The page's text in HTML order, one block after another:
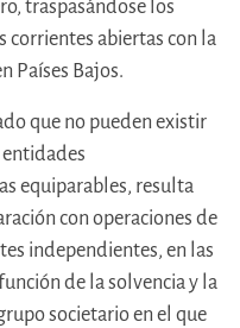
traspasándose los
corrientes abiertas con la
Países Bajos.
que no pueden existir
equiparables, resulta
con operaciones de
independientes, en las
de la solvencia y la
societario en el que